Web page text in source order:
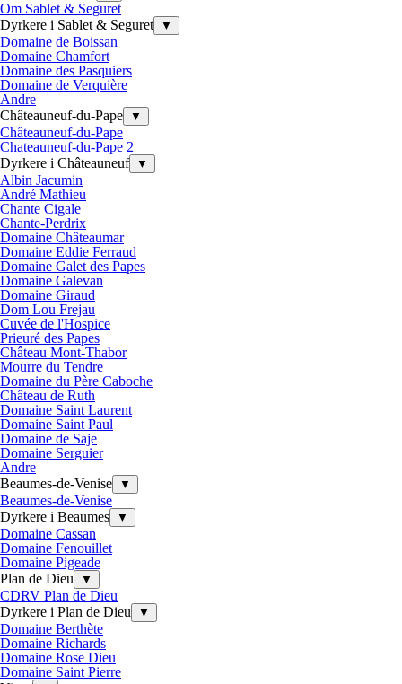
Om Sablet & Seguret
Dyrkere i Sablet & Seguret
▼
Domaine de Boissan
Domaine Chamfort
Domaine des Pasquiers
Domaine de Verquière
Andre
Châteauneuf-du-Pape
▼
Châteauneuf-du-Pape
Chateauneuf-du-Pape 2
Dyrkere i Châteauneuf
▼
Albin Jacumin
André Mathieu
Chante Cigale
Chante-Perdrix
Domaine Châteaumar
Domaine Eddie Ferraud
Domaine Galet des Papes
Domaine Galevan
Domaine Giraud
Dom Lou Frejau
Cuvée de l'Hospice
Prieuré des Papes
Château Mont-Thabor
Mourre du Tendre
Domaine du Père Caboche
Château de Ruth
Domaine Saint Laurent
Domaine Saint Paul
Domaine de Saje
Domaine Serguier
Andre
Beaumes-de-Venise
▼
Beaumes-de-Venise
Dyrkere i Beaumes
▼
Domaine Cassan
Domaine Fenouillet
Domaine Pigeade
Plan de Dieu
▼
CDRV Plan de Dieu
Dyrkere i Plan de Dieu
▼
Domaine Berthète
Domaine Richards
Domaine Rose Dieu
Domaine Saint Pierre